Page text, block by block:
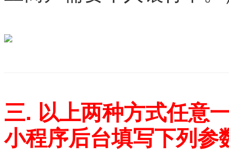
三. 以上两种方式任意
小程序后台填写下列参